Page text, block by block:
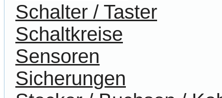
Schalter / Taster
Schaltkreise
Sensoren
Sicherungen